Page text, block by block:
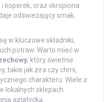
koperek, oraz skropiona
odświeżający smak,
w kluczowe składniki,
potraw. Warto mieć w
, który świetnie
takie jak zira czy chmi,
charakteru. Wiele z
lokalnych sklepach
azjatycką.